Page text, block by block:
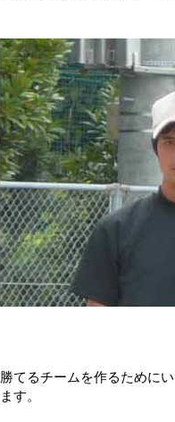
勝てるチームを作るために
ます。